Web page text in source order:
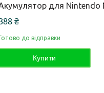
для Nintendo
₴
до відправки
Купити